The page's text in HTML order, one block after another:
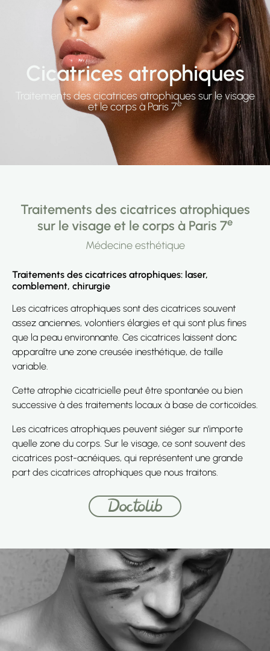
Traitements des cicatrices atrophiques sur le visage
et le corps à Paris 7e
Cicatrices atrophiques
Traitements des cicatrices atrophiques
sur le visage et le corps à Paris 7e
Médecine esthétique
Traitements des cicatrices atrophiques: laser,
comblement, chirurgie
Les cicatrices atrophiques sont des cicatrices souvent
assez anciennes, volontiers élargies et qui sont plus fines
que la peau environnante. Ces cicatrices laissent donc
apparaître une zone creusée inesthétique, de taille
variable.
Cette atrophie cicatricielle peut être spontanée ou bien
successive à des traitements locaux à base de corticoïdes.
Les cicatrices atrophiques peuvent siéger sur n’importe
quelle zone du corps. Sur le visage, ce sont souvent des
cicatrices post-acnéiques, qui représentent une grande
part des cicatrices atrophiques que nous traitons.